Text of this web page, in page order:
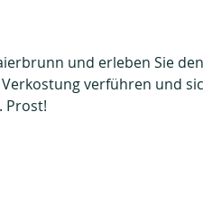
und erleben Sie
verführen und
Prost!